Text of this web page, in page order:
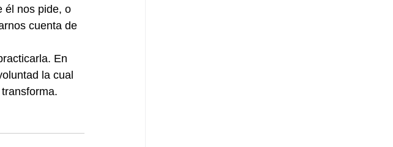
él nos pide, o
cuenta de
En
la cual